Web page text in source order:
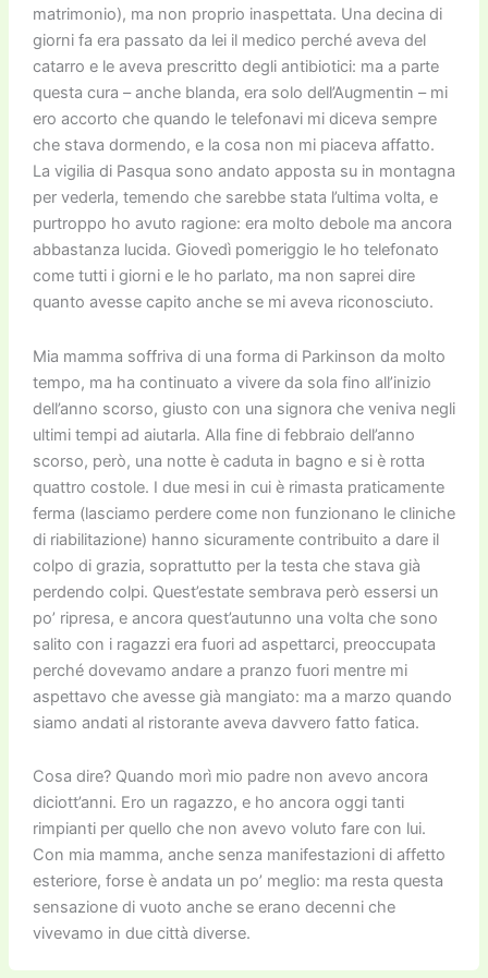
matrimonio), ma non proprio inaspettata. Una decina di
giorni fa era passato da lei il medico perché aveva del
catarro e le aveva prescritto degli antibiotici: ma a parte
questa cura – anche blanda, era solo dell’Augmentin – mi
ero accorto che quando le telefonavi mi diceva sempre
che stava dormendo, e la cosa non mi piaceva affatto.
La vigilia di Pasqua sono andato apposta su in montagna
per vederla, temendo che sarebbe stata l’ultima volta, e
purtroppo ho avuto ragione: era molto debole ma ancora
abbastanza lucida. Giovedì pomeriggio le ho telefonato
come tutti i giorni e le ho parlato, ma non saprei dire
quanto avesse capito anche se mi aveva riconosciuto.
Mia mamma soffriva di una forma di Parkinson da molto
tempo, ma ha continuato a vivere da sola fino all’inizio
dell’anno scorso, giusto con una signora che veniva negli
ultimi tempi ad aiutarla. Alla fine di febbraio dell’anno
scorso, però, una notte è caduta in bagno e si è rotta
quattro costole. I due mesi in cui è rimasta praticamente
ferma (lasciamo perdere come non funzionano le cliniche
di riabilitazione) hanno sicuramente contribuito a dare il
colpo di grazia, soprattutto per la testa che stava già
perdendo colpi. Quest’estate sembrava però essersi un
po’ ripresa, e ancora quest’autunno una volta che sono
salito con i ragazzi era fuori ad aspettarci, preoccupata
perché dovevamo andare a pranzo fuori mentre mi
aspettavo che avesse già mangiato: ma a marzo quando
siamo andati al ristorante aveva davvero fatto fatica.
Cosa dire? Quando morì mio padre non avevo ancora
diciott’anni. Ero un ragazzo, e ho ancora oggi tanti
rimpianti per quello che non avevo voluto fare con lui.
Con mia mamma, anche senza manifestazioni di affetto
esteriore, forse è andata un po’ meglio: ma resta questa
sensazione di vuoto anche se erano decenni che
vivevamo in due città diverse.